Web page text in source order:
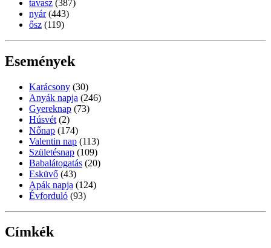
tavasz (387)
nyár (443)
ősz (119)
Események
Karácsony (30)
Anyák napja (246)
Gyereknap (73)
Húsvét (2)
Nőnap (174)
Valentin nap (113)
Születésnap (109)
Babalátogatás (20)
Esküvő (43)
Apák napja (124)
Évforduló (93)
Címkék